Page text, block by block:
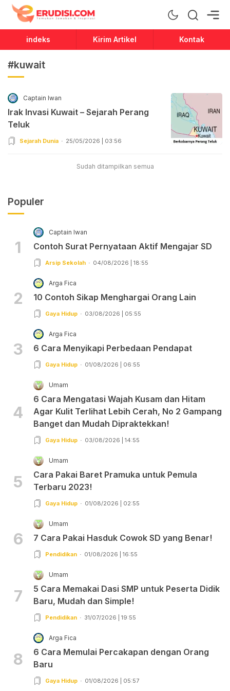
Erudisi
Temukan Jawaban dan Inspirasi
indeks Kirim Artikel Kontak
#kuwait
Captain Iwan
Irak Invasi Kuwait – Sejarah Perang
Teluk
Sejarah Dunia 25/05/2026 | 03:56
Sudah ditampilkan semua
Populer
1
Captain Iwan
Contoh Surat Pernyataan Aktif Mengajar SD
Arsip Sekolah 04/08/2026 | 18:55
2
Arga Fica
10 Contoh Sikap Menghargai Orang Lain
Gaya Hidup 03/08/2026 | 05:55
3
Arga Fica
6 Cara Menyikapi Perbedaan Pendapat
Gaya Hidup 01/08/2026 | 06:55
4
Umam
6 Cara Mengatasi Wajah Kusam dan Hitam
Agar Kulit Terlihat Lebih Cerah, No 2 Gampang
Banget dan Mudah Dipraktekkan!
Gaya Hidup 03/08/2026 | 14:55
5
Umam
Cara Pakai Baret Pramuka untuk Pemula
Terbaru 2023!
Gaya Hidup 01/08/2026 | 02:55
6
Umam
7 Cara Pakai Hasduk Cowok SD yang Benar!
Pendidikan 01/08/2026 | 16:55
7
Umam
5 Cara Memakai Dasi SMP untuk Peserta Didik
Baru, Mudah dan Simple!
Pendidikan 31/07/2026 | 19:55
8
Arga Fica
6 Cara Memulai Percakapan dengan Orang
Baru
Gaya Hidup 01/08/2026 | 05:57